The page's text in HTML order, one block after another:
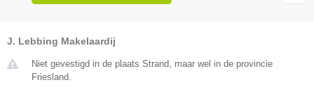
J. Lebbing Makelaardij
Niet gevestigd in de plaats Strand, maar wel in de provincie
Friesland.